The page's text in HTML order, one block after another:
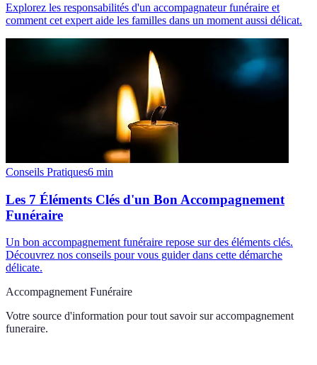
Explorez les responsabilités d'un accompagnateur funéraire et
comment cet expert aide les familles dans un moment aussi délicat.
Conseils Pratiques6 min
Les 7 Éléments Clés d'un Bon Accompagnement
Funéraire
Un bon accompagnement funéraire repose sur des éléments clés.
Découvrez nos conseils pour vous guider dans cette démarche
délicate.
Accompagnement Funéraire
Votre source d'information pour tout savoir sur accompagnement
funeraire.